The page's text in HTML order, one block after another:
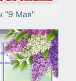
"9 Мая"